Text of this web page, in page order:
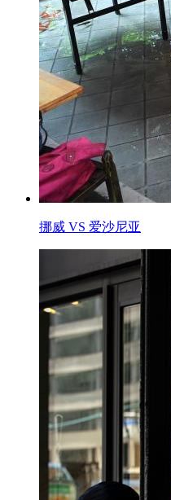
挪威 VS 爱沙尼亚